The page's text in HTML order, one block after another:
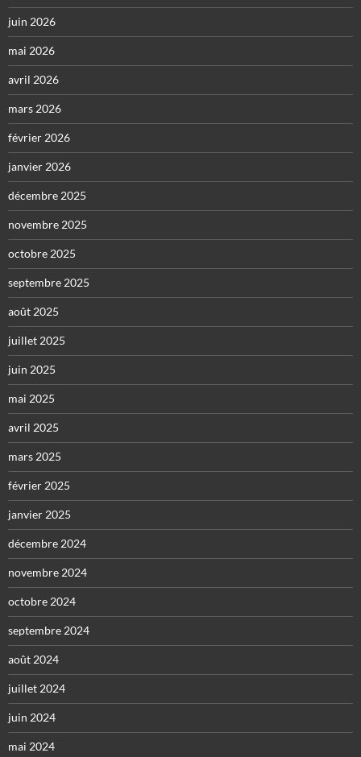
juin 2026
mai 2026
avril 2026
mars 2026
février 2026
janvier 2026
décembre 2025
novembre 2025
octobre 2025
septembre 2025
août 2025
juillet 2025
juin 2025
mai 2025
avril 2025
mars 2025
février 2025
janvier 2025
décembre 2024
novembre 2024
octobre 2024
septembre 2024
août 2024
juillet 2024
juin 2024
mai 2024